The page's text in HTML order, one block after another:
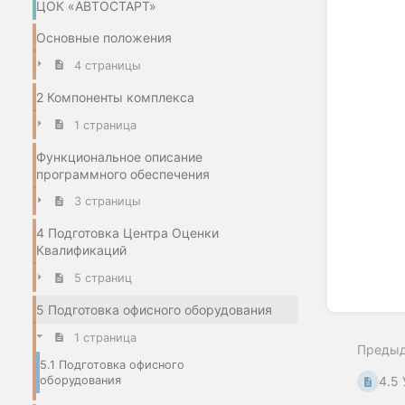
ЦОК «АВТОСТАРТ»
Основные положения
4 страницы
2 Компоненты комплекса
1 страница
Функциональное описание
программного обеспечения
3 страницы
4 Подготовка Центра Оценки
Квалификаций
5 страниц
5 Подготовка офисного оборудования
1 страница
5.1 Подготовка офисного
оборудования
4.5